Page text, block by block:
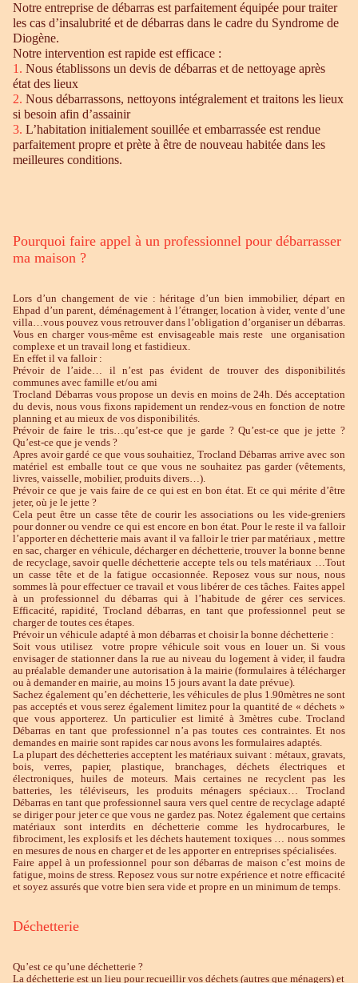
Notre entreprise de débarras est parfaitement équipée pour traiter
les cas d’insalubrité et de débarras dans le cadre du Syndrome de
Diogène.
Notre intervention est rapide est efficace :
1. Nous établissons un devis de débarras et de nettoyage après
état des lieux
2. Nous débarrassons, nettoyons intégralement et traitons les lieux
si besoin afin d’assainir
3. L’habitation initialement souillée et embarrassée est rendue
parfaitement propre et prète à être de nouveau habitée dans les
meilleures conditions.
Pourquoi faire appel à un professionnel pour débarrasser
ma maison ?
Lors d’un changement de vie : héritage d’un bien immobilier, départ en
Ehpad d’un parent, déménagement à l’étranger, location à vider, vente d’une
villa…vous pouvez vous retrouver dans l’obligation d’organiser un débarras.
Vous en charger vous-même est envisageable mais reste une organisation
complexe et un travail long et fastidieux.
En effet il va falloir :
Prévoir de l’aide… il n’est pas évident de trouver des disponibilités
communes avec famille et/ou ami
Trocland Débarras vous propose un devis en moins de 24h. Dés acceptation
du devis, nous vous fixons rapidement un rendez-vous en fonction de notre
planning et au mieux de vos disponibilités.
Prévoir de faire le tris…qu’est-ce que je garde ? Qu’est-ce que je jette ?
Qu’est-ce que je vends ?
Apres avoir gardé ce que vous souhaitiez, Trocland Débarras arrive avec son
matériel est emballe tout ce que vous ne souhaitez pas garder (vêtements,
livres, vaisselle, mobilier, produits divers…).
Prévoir ce que je vais faire de ce qui est en bon état. Et ce qui mérite d’être
jeter, où je le jette ?
Cela peut être un casse tête de courir les associations ou les vide-greniers
pour donner ou vendre ce qui est encore en bon état. Pour le reste il va falloir
l’apporter en déchetterie mais avant il va falloir le trier par matériaux , mettre
en sac, charger en véhicule, décharger en déchetterie, trouver la bonne benne
de recyclage, savoir quelle déchetterie accepte tels ou tels matériaux …Tout
un casse tête et de la fatigue occasionnée. Reposez vous sur nous, nous
sommes là pour effectuer ce travail et vous libérer de ces tâches. Faites appel
à un professionnel du débarras qui à l’habitude de gérer ces services.
Efficacité, rapidité, Trocland débarras, en tant que professionnel peut se
charger de toutes ces étapes.
Prévoir un véhicule adapté à mon débarras et choisir la bonne déchetterie :
Soit vous utilisez votre propre véhicule soit vous en louer un. Si vous
envisager de stationner dans la rue au niveau du logement à vider, il faudra
au préalable demander une autorisation à la mairie (formulaires à télécharger
ou à demander en mairie, au moins 15 jours avant la date prévue).
Sachez également qu’en déchetterie, les véhicules de plus 1.90mètres ne sont
pas acceptés et vous serez également limitez pour la quantité de « déchets »
que vous apporterez. Un particulier est limité à 3mètres cube. Trocland
Débarras en tant que professionnel n’a pas toutes ces contraintes. Et nos
demandes en mairie sont rapides car nous avons les formulaires adaptés.
La plupart des déchetteries acceptent les matériaux suivant : métaux, gravats,
bois, verres, papier, plastique, branchages, déchets électriques et
électroniques, huiles de moteurs. Mais certaines ne recyclent pas les
batteries, les téléviseurs, les produits ménagers spéciaux… Trocland
Débarras en tant que professionnel saura vers quel centre de recyclage adapté
se diriger pour jeter ce que vous ne gardez pas. Notez également que certains
matériaux sont interdits en déchetterie comme les hydrocarbures, le
fibrociment, les explosifs et les déchets hautement toxiques … nous sommes
en mesures de nous en charger et de les apporter en entreprises spécialisées.
Faire appel à un professionnel pour son débarras de maison c’est moins de
fatigue, moins de stress. Reposez vous sur notre expérience et notre efficacité
et soyez assurés que votre bien sera vide et propre en un minimum de temps.
Déchetterie
Qu’est ce qu’une déchetterie ?
La déchetterie est un lieu pour recueillir vos déchets (autres que ménagers) et